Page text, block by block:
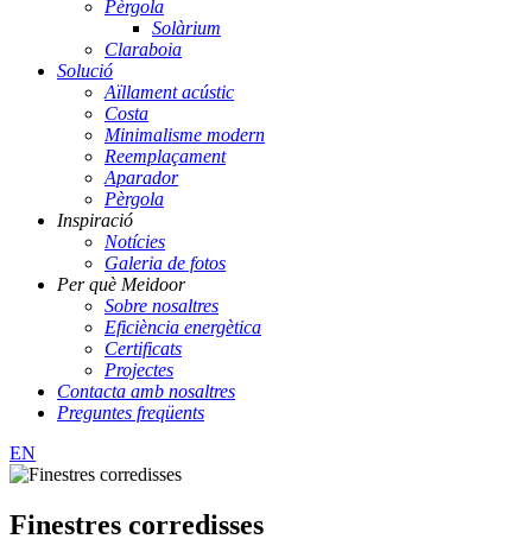
Pèrgola
Solàrium
Claraboia
Solució
Aïllament acústic
Costa
Minimalisme modern
Reemplaçament
Aparador
Pèrgola
Inspiració
Notícies
Galeria de fotos
Per què Meidoor
Sobre nosaltres
Eficiència energètica
Certificats
Projectes
Contacta amb nosaltres
Preguntes freqüents
EN
Finestres corredisses